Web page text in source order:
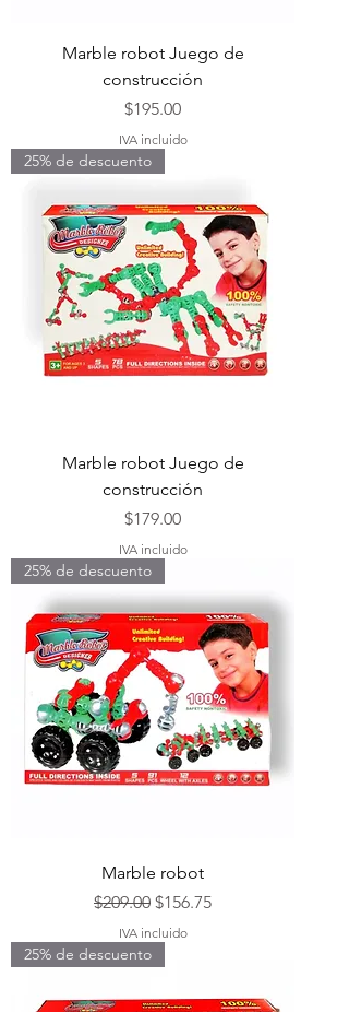
Marble robot Juego de
construcción
Precio
$195.00
IVA incluido
25% de descuento
Marble robot Juego de
construcción
Precio
$179.00
IVA incluido
25% de descuento
Marble robot
Precio
$209.00 Precio de oferta
$156.75
IVA incluido
25% de descuento